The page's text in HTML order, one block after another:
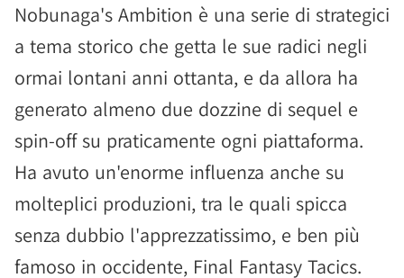
Nobunaga's Ambition è una serie di strategici
a tema storico che getta le sue radici negli
ormai lontani anni ottanta, e da allora ha
generato almeno due dozzine di sequel e
spin-off su praticamente ogni piattaforma.
Ha avuto un'enorme influenza anche su
molteplici produzioni, tra le quali spicca
senza dubbio l'apprezzatissimo, e ben più
famoso in occidente, Final Fantasy Tacics.